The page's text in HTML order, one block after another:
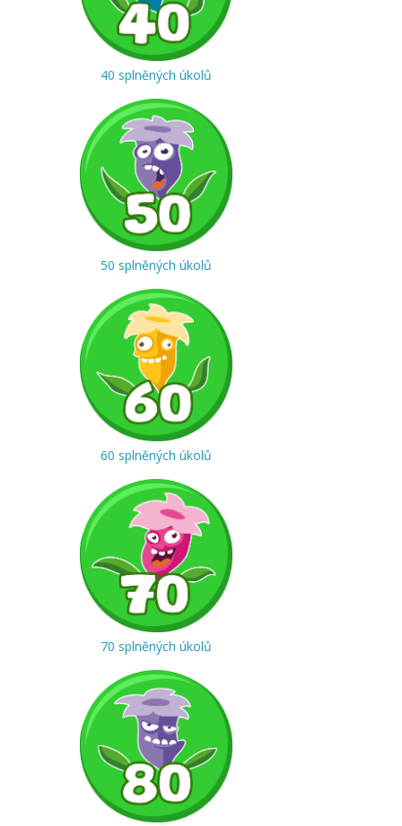
40 splněných úkolů
50 splněných úkolů
60 splněných úkolů
70 splněných úkolů